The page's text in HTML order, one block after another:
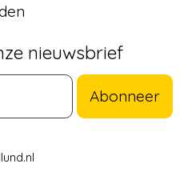
nieuwsbrief
Abonneer